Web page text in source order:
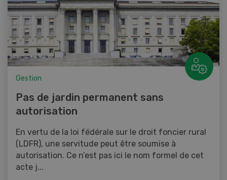
Gestion
Pas de jardin permanent sans
autorisation
En vertu de la loi fédérale sur le droit foncier rural
(LDFR), une servitude peut être soumise à
autorisation. Ce n’est pas ici le nom formel de cet
acte j...